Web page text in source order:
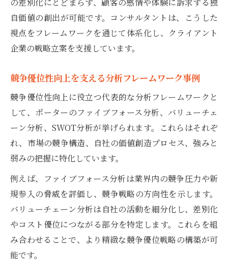
の差別化にとどまらず、顧客の感情や体験に訴求する独
自価値の創出が可能です。コンサルタントは、こうした
視点をフレームワークを通じて体系化し、クライアント
企業の戦略立案を支援しています。
競争優位性向上を支える分析フレームワーク事例
競争優位性向上に役立つ代表的な分析フレームワークと
して、ポーターのファイブフォース分析、バリューチェ
ーン分析、SWOT分析が挙げられます。これらはそれぞ
れ、市場の競争構造、自社の価値創造プロセス、強みと
弱みの把握に特化しています。
例えば、ファイブフォース分析は業界内の競争圧力や新
規参入の脅威を評価し、競争戦略の方向性を示します。
バリューチェーン分析は自社の活動を細分化し、差別化
やコスト優位につながる部分を特定します。これらを組
み合わせることで、より精緻な競争優位戦略の構築が可
能です。